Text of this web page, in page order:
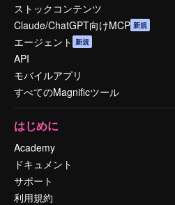
ストックコンテンツ
Claude/ChatGPT向けMCP 新規
エージェント 新規
API
モバイルアプリ
すべてのMagnificツール
はじめに
Academy
ドキュメント
サポート
利用規約